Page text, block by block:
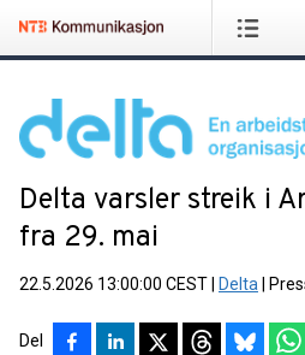
Delta varsler streik i
fra 29. mai
22.5.2026 13:00:00 CEST Delta
Del